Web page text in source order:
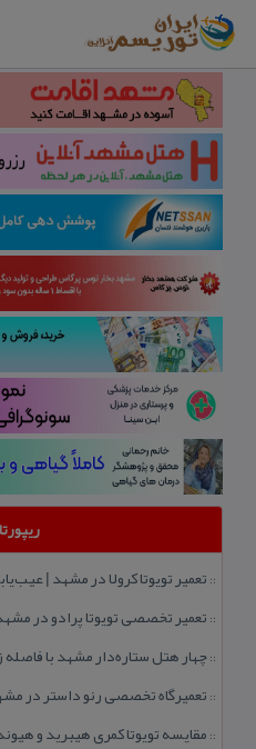
:: تعمیر تویوتا كرولا در مشهد |
:: تعمیر تخصصی تویوتا پرادو در
::چهار هتل‌ ستاره‌دار مشهد با فاصله زیر 5 دقیقه
:: تعمیرگاه تخصصی رنو داستر در مشهد | ۱۰ سال تجربه و
:: مقایسه تویوتا كمری هیبرید و